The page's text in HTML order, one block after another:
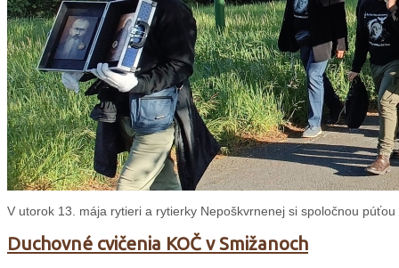
V utorok 13. mája rytieri a rytierky Nepoškvrnenej si spoločnou
Duchovné cvičenia KOČ v Smižanoch